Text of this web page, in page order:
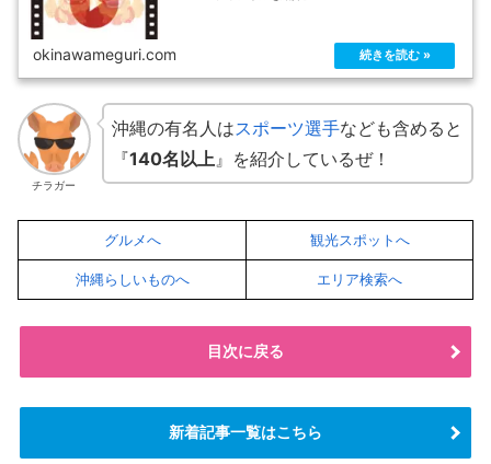
okinawameguri.com
チラガー
沖縄の有名人はスポーツ選手なども含めると
『140名以上 』を紹介しているぜ！
グルメへ 観光スポットへ
沖縄らしいものへ エリア検索へ
目次に戻る
新着記事一覧はこちら